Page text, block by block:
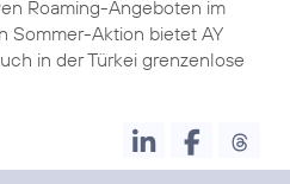
Roaming-Angeboten im
Sommer-Aktion bietet AY
in der Türkei grenzenlose